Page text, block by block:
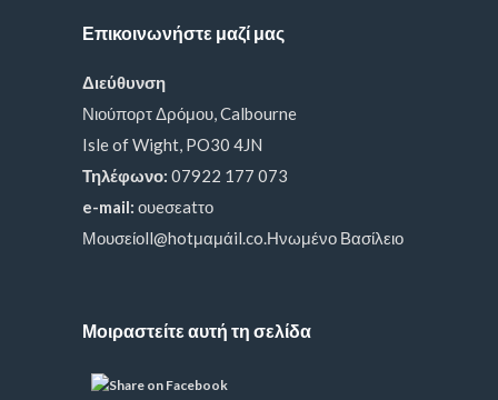
Επικοινωνήστε μαζί μας
Διεύθυνση
Νιούπορτ Δρόμου, Calbourne
Isle of Wight, PO30 4JN
Τηλέφωνο: 07922 177 073
e-mail: ουeσεatτο
Μουσείοll@hotμαμάil.co.Ηνωμένο Βασίλειο
Μοιραστείτε αυτή τη σελίδα